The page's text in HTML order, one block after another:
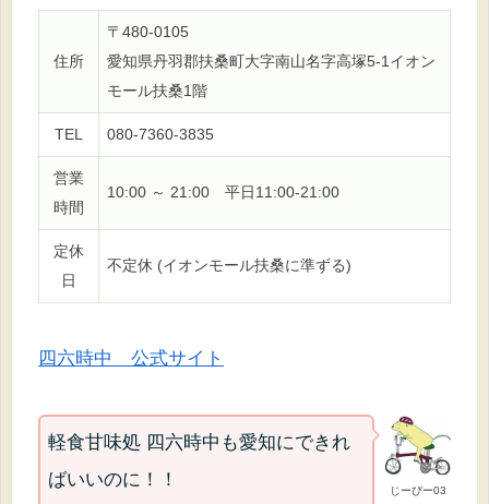
住所
〒480-0105
愛知県丹羽郡扶桑町大字南山名字高塚5-1イオン
モール扶桑1階
TEL 080-7360-3835
営業
時間
10:00 ～ 21:00 平日11:00-21:00
定休
日
不定休 (イオンモール扶桑に準ずる)
四六時中 公式サイト
じーぴー03
軽食甘味処 四六時中も愛知にできれ
ばいいのに！！